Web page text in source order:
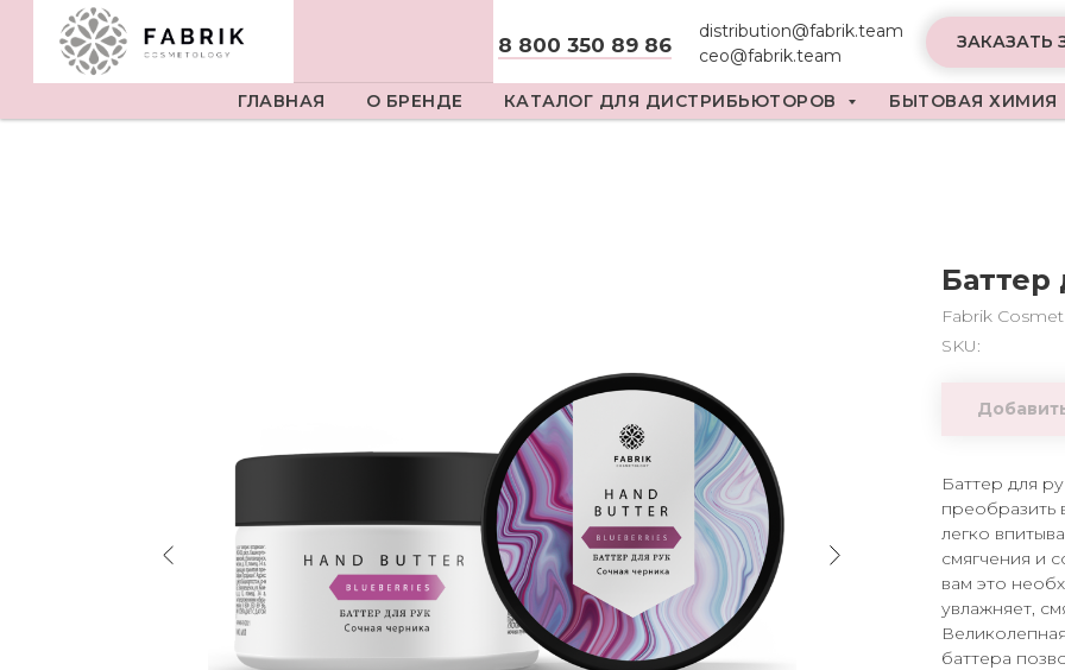
distribution@fabrik.team
ceo@fabrik.team
ЗАКАЗАТЬ
8 800 350 89 86
ГЛАВНАЯ О БРЕНДЕ КАТАЛОГ ДЛЯ ДИСТРИБЬЮТОРОВ БЫТОВАЯ ХИМИЯ
Баттер
Fabrik
SKU:
Баттер для
преобразить
легко
смягчения и
вам это
увлажняет,
баттера